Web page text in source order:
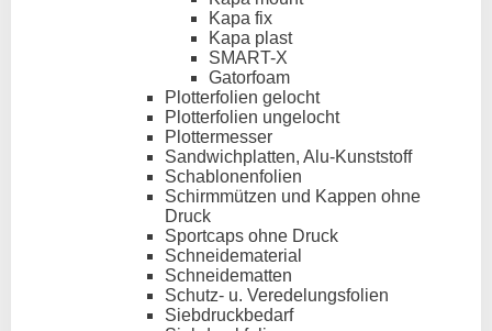
Kapa fix
Kapa plast
SMART-X
Gatorfoam
Plotterfolien gelocht
Plotterfolien ungelocht
Plottermesser
Sandwichplatten, Alu-Kunststoff
Schablonenfolien
Schirmmützen und Kappen ohne
Druck
Sportcaps ohne Druck
Schneidematerial
Schneidematten
Schutz- u. Veredelungsfolien
Siebdruckbedarf